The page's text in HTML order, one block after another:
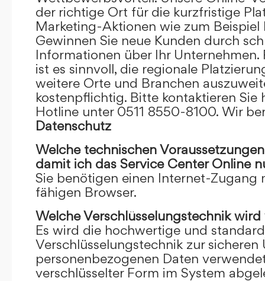
der richtige Ort für die kurzfristige
Marketing-Aktionen wie zum Beispiel
Gewinnen Sie neue Kunden durch
Informationen über Ihr Unternehmen.
ist es sinnvoll, die regionale
weitere Orte und Branchen
kostenpflichtig. Bitte kontaktieren Sie
Hotline unter 0511 8550-8100. Wir
Datenschutz
Welche technischen
damit ich das Service Center Online
Sie benötigen einen Internet-Zugang
fähigen Browser.
Welche Verschlüsselungstechnik
Es wird die hochwertige und
Verschlüsselungstechnik zur
personenbezogenen Daten
verschlüsselter Form im System